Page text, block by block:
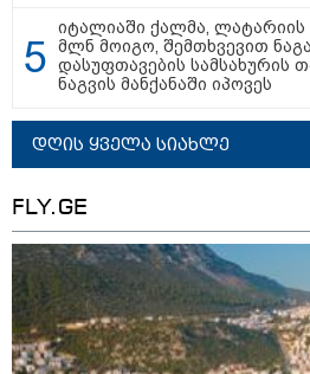
გახდნენ
23:45 / 05-
წლის
ახლოს
დრონი
იტალიაში ქალმა,
მლნ მოიგო, შემთხვევით
დასუფთავების სამსახურის
ნაგვის მანქანაში იპოვეს
დღის ყველა სიახლე
FLY.GE